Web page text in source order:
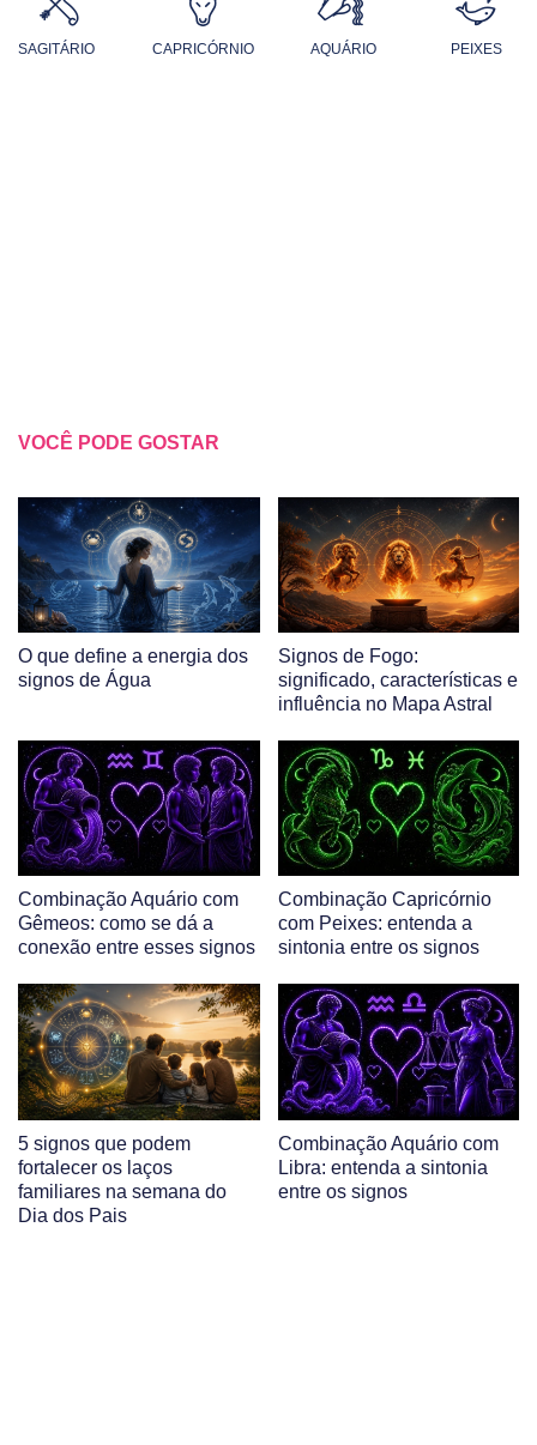
SAGITÁRIO CAPRICÓRNIO AQUÁRIO PEIXES
VOCÊ PODE GOSTAR
O que define a energia dos
signos de Água
Signos de Fogo:
significado, características e
influência no Mapa Astral
Combinação Aquário com
Gêmeos: como se dá a
conexão entre esses signos
Combinação Capricórnio
com Peixes: entenda a
sintonia entre os signos
5 signos que podem
fortalecer os laços
familiares na semana do
Dia dos Pais
Combinação Aquário com
Libra: entenda a sintonia
entre os signos